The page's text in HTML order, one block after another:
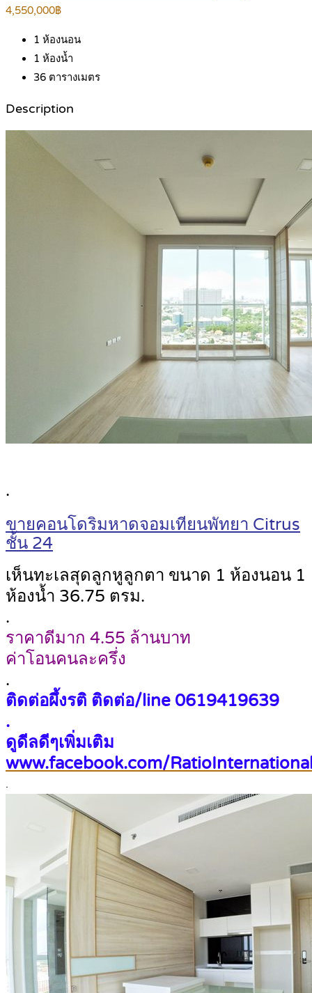
4,550,000฿
1 ห้องนอน
1 ห้องน้ำ
36 ตารางเมตร
Description
.
ขายคอนโดริมหาดจอมเทียนพัทยา Citrus
ชั้น 24
เห็นทะเลสุดลูกหูลูกตา ขนาด 1 ห้องนอน 1
ห้องน้ำ 36.75 ตรม.
.
ราคาดีมาก 4.55 ล้านบาท
ค่าโอนคนละครึ่ง
.
ติดต่อผึ้งรติ ติดต่อ/line 0619419639
.
ดูดีลดีๆเพิ่มเติม
www.facebook.com/
.